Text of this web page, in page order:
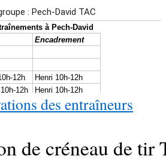
des entraîneurs
de créneau de tir